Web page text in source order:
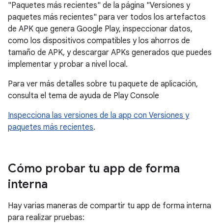
"Paquetes más recientes" de la página "Versiones y
paquetes más recientes" para ver todos los artefactos
de APK que genera Google Play, inspeccionar datos,
como los dispositivos compatibles y los ahorros de
tamaño de APK, y descargar APKs generados que puedes
implementar y probar a nivel local.
Para ver más detalles sobre tu paquete de aplicación,
consulta el tema de ayuda de Play Console
Inspecciona las versiones de la app con Versiones y
paquetes más recientes.
Cómo probar tu app de forma
interna
Hay varias maneras de compartir tu app de forma interna
para realizar pruebas: